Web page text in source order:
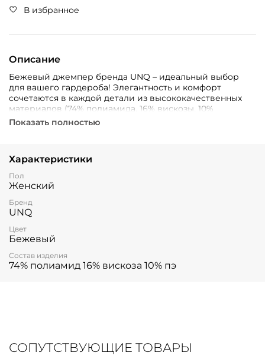
В избранное
Описание
Бежевый джемпер бренда UNQ – идеальный выбор
для вашего гардероба! Элегантность и комфорт
сочетаются в каждой детали из высококачественных
материалов (74% полиамида, 16% вискозы, 10%
полиэстера).
Показать полностью
Характеристики
Пол
Женский
Бренд
UNQ
Цвет
Бежевый
Состав изделия
74% полиамид 16% вискоза 10% пэ
СОПУТСТВУЮЩИЕ ТОВАРЫ